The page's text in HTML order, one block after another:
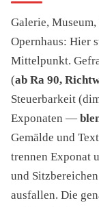
Galerie,
Opernhaus: Hier
Mittelpunkt.
(ab Ra 90,
Steuerbarkeit
Exponaten —
Gemälde und
trennen Exponat
und
ausfallen. Die